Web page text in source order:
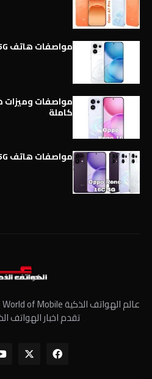
مواصفات هاتف Oppo Reno 16 Pro 5G كاملة
كاملة
مواصفات هاتف Oppo Reno 16c 5G كاملة
تقدم اخبار الهواتف